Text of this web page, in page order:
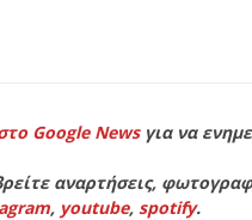
Google Newsγια να
αναρτήσεις,
, youtube, spotify.